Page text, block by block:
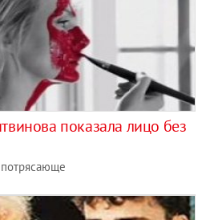
показала лицо без